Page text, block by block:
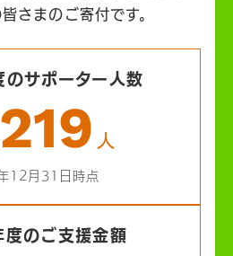
さまのご寄付です。
サポーター人数
人
12月31日時点
のご支援金額